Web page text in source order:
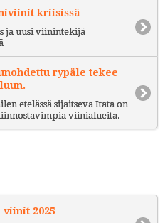
kriisissä
ja uusi viinintekijä
rypäle tekee
etelässä sijaitseva Itata on
viinialueita.
viinit 2025